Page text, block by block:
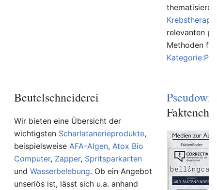
relevanten
Methoden
Beutelschneiderei
Wir bieten eine Übersicht der
wichtigsten Scharlatanerieprodukte,
beispielsweiseAFA-Algen,Atox Bio
Computer, Zapper, Spritsparkarten
undWasserbelebung. Ob ein Angebot
unseriös ist, lässt sich u.a. anhand